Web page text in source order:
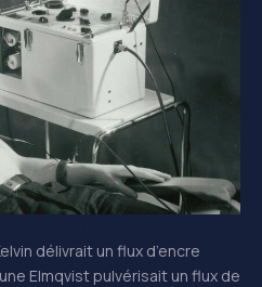
délivrait un flux d’encre
Elmqvist pulvérisait un flux de